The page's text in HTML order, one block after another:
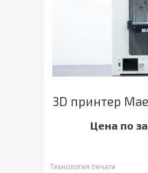
3D принтер
Цена по
Технология печати